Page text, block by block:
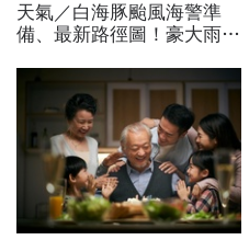
天氣／白海豚颱風海警準
備、最新路徑圖！豪大雨紫
颱風假機率多大，10日報